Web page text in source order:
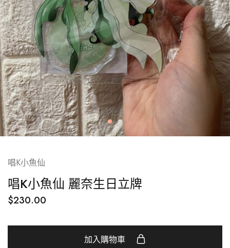
唱K小魚仙
唱K小魚仙 麗奈生日立牌
$230.00
加入購物車